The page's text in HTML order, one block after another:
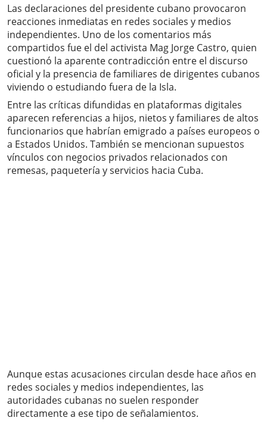
Las declaraciones del presidente cubano provocaron
reacciones inmediatas en redes sociales y medios
independientes. Uno de los comentarios más
compartidos fue el del activista Mag Jorge Castro, quien
cuestionó la aparente contradicción entre el discurso
oficial y la presencia de familiares de dirigentes cubanos
viviendo o estudiando fuera de la Isla.
Entre las críticas difundidas en plataformas digitales
aparecen referencias a hijos, nietos y familiares de altos
funcionarios que habrían emigrado a países europeos o
a Estados Unidos. También se mencionan supuestos
vínculos con negocios privados relacionados con
remesas, paquetería y servicios hacia Cuba.
Aunque estas acusaciones circulan desde hace años en
redes sociales y medios independientes, las
autoridades cubanas no suelen responder
directamente a ese tipo de señalamientos.